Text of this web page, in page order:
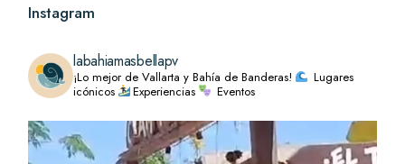
Instagram
labahiamasbellapv
¡Lo mejor de Vallarta y Bahía de Banderas!
Lugares
icónicos
Experiencias Eventos